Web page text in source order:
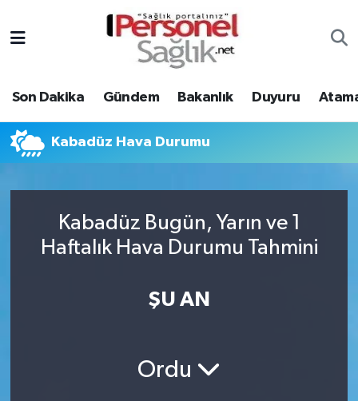
Son Dakika Gündem Bakanlık Duyuru
Kabadüz Hava Durumu
Kabadüz Bugün, Yarın ve 1
Haftalık Hava Durumu Tahmini
ŞU AN
Ordu
Gündem
Bakanlık
Atamalar
Nöbetçi Eczaneler
Hava Durumu
Trafik Durumu
Tüm Manşetler